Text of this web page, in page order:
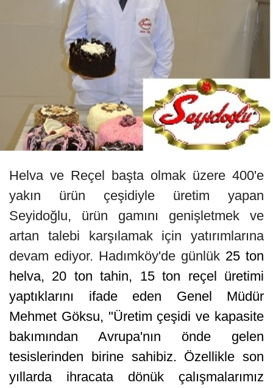
Helva ve Reçel başta olmak üzere 400'e
yakın ürün çeşidiyle üretim yapan
Seyidoğlu, ürün gamını genişletmek ve
artan talebi karşılamak için yatırımlarına
devam ediyor. Hadımköy'de günlük 25 ton
helva, 20 ton tahin, 15 ton reçel üretimi
yaptıklarını ifade eden Genel Müdür
Mehmet Göksu, "Üretim çeşidi ve kapasite
bakımından Avrupa'nın önde gelen
tesislerinden birine sahibiz. Özellikle son
yıllarda ihracata dönük çalışmalarımız